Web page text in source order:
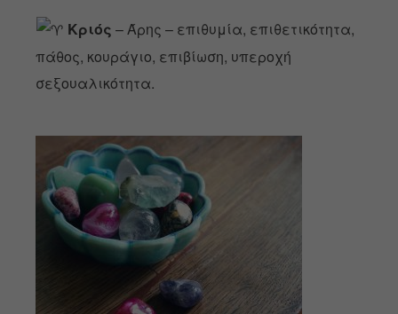
Κριός – Άρης – επιθυμία, επιθετικότητα,
πάθος, κουράγιο, επιβίωση, υπεροχή
σεξουαλικότητα.